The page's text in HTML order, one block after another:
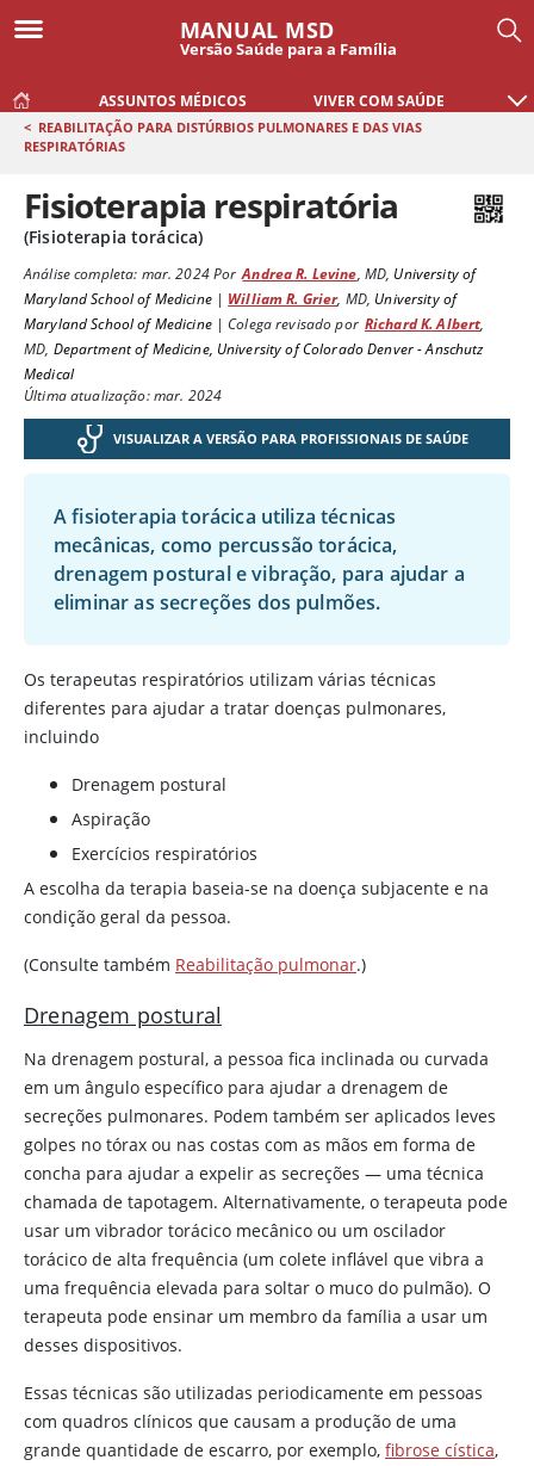
MANUAL MSD
Versão Saúde para a Família
ASSUNTOS MÉDICOS VIVER COM SAÚDE
< REABILITAÇÃO PARA DISTÚRBIOS PULMONARES E DAS VIAS
RESPIRATÓRIAS
Fisioterapia respiratória
(Fisioterapia torácica)
Análise completa: mar. 2024Por Andrea R. Levine, MD, University of
Maryland School of Medicine| William R. Grier, MD, University of
Maryland School of Medicine| Colega revisado por Richard K. Albert,
MD, Department of Medicine, University of Colorado Denver - Anschutz
Medical
Última atualização: mar. 2024
VISUALIZAR A VERSÃO PARA PROFISSIONAIS DE SAÚDE
A fisioterapia torácica utiliza técnicas
mecânicas, como percussão torácica,
drenagem postural e vibração, para ajudar a
eliminar as secreções dos pulmões.
Os terapeutas respiratórios utilizam várias técnicas
diferentes para ajudar a tratar doenças pulmonares,
incluindo
Drenagem postural
Aspiração
Exercícios respiratórios
A escolha da terapia baseia-se na doença subjacente e na
condição geral da pessoa.
(Consulte também Reabilitação pulmonar.)
Drenagem postural
Na drenagem postural, a pessoa fica inclinada ou curvada
em um ângulo específico para ajudar a drenagem de
secreções pulmonares. Podem também ser aplicados leves
golpes no tórax ou nas costas com as mãos em forma de
concha para ajudar a expelir as secreções — uma técnica
chamada de tapotagem. Alternativamente, o terapeuta pode
usar um vibrador torácico mecânico ou um oscilador
torácico de alta frequência (um colete inflável que vibra a
uma frequência elevada para soltar o muco do pulmão). O
terapeuta pode ensinar um membro da família a usar um
desses dispositivos.
Essas técnicas são utilizadas periodicamente em pessoas
com quadros clínicos que causam a produção de uma
grande quantidade de escarro, por exemplo, fibrose cística,